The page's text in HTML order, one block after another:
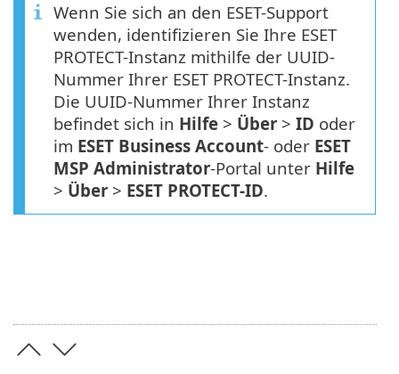
Wenn Sie sich an den ESET-Support
wenden, identifizieren Sie Ihre ESET
PROTECT-Instanz mithilfe der UUID-
Nummer Ihrer ESET PROTECT-Instanz.
Die UUID-Nummer Ihrer Instanz
befindet sich in Hilfe > Über > ID oder
im ESET Business Account- oder ESET
MSP Administrator-Portal unter Hilfe
> Über > ESET PROTECT-ID.